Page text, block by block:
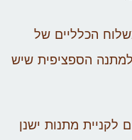
הכלליים של
הספציפית שיש
מתנות ישנן